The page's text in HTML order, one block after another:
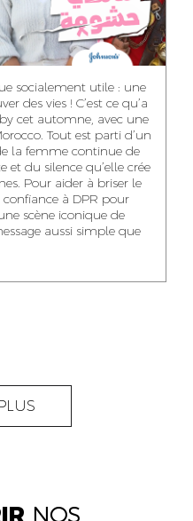
SAWSANE LAHBIBI
PRODUCTION
DIRECTOR
NOUR-ELHOUDA
YOUBI IDRISSI
PROJECT
MANAGER
AGENT
ACCOUNTANT
socialement utile : une
des vies ! C’est ce qu’a
cet automne, avec une
Tout est parti d’un
la femme continue de
et du silence qu’elle crée
Pour aider à briser le
à DPR pour
scène iconique de
aussi simple que
NOS